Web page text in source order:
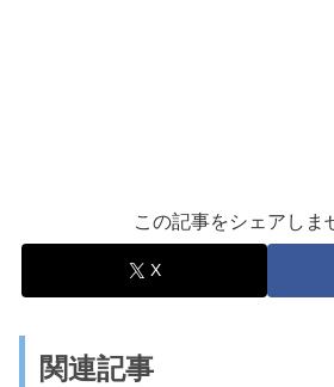
この記事をシェアしま
X
関連記事